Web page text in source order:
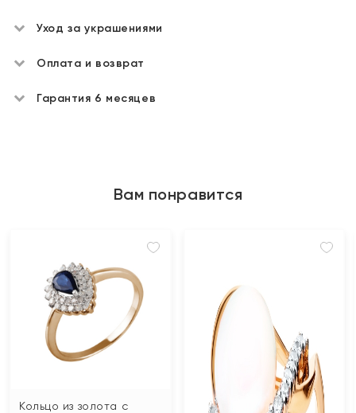
Уход за украшениями
Оплата и возврат
Гарантия 6 месяцев
Вам понравится
Кольцо из золота с